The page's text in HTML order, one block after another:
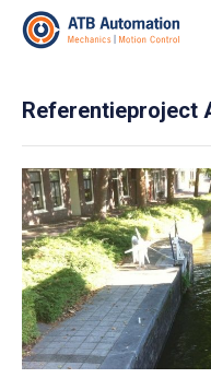
Referentieproject